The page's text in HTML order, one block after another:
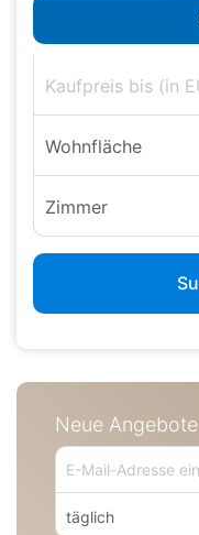
Wohnfläche
Zimmer
Neue
täglich